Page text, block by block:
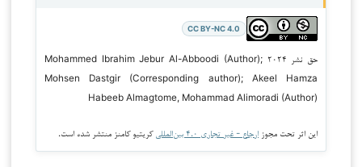
CC BY-NC 4.0
حق نشر ۲۰۲۴ Mohammed Ibrahim Jebur Al-Abboodi (Author);
Mohsen Dastgir (Corresponding author); Akeel Hamza
Habeeb Almagtome, Mohammad Alimoradi (Author)
این اثر تحت مجوز ارجاع - غیر تجاری ۴.۰ بین‌المللی کریتیو کامنز منتشر شده است.